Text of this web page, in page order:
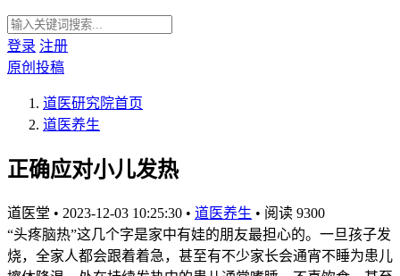
登录 注册
原创投稿
道医研究院首页
道医养生
正确应对小儿发热
道医堂 • 2023-12-03 10:25:30 • 道医养生 • 阅读 9300
“头疼脑热”这几个字是家中有娃的朋友最担心的。一旦孩子发
烧，全家人都会跟着着急，甚至有不少家长会通宵不睡为患儿